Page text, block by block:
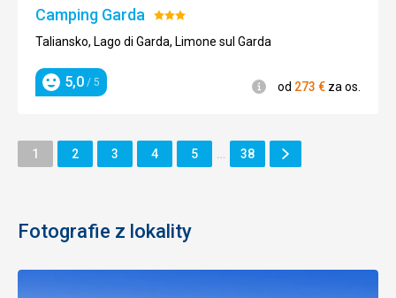
Camping Garda Hodnotenie:
3/5
Taliansko, Lago di Garda, Limone sul Garda
Hodnotenie
5,0 / 5 Informácie
od 273 € za os.
Stránka
1 Stránka
2 Stránka
3 Stránka
4 Stránka
5 Stránka
38
Ďalšie
Stránka
Fotografie z lokality